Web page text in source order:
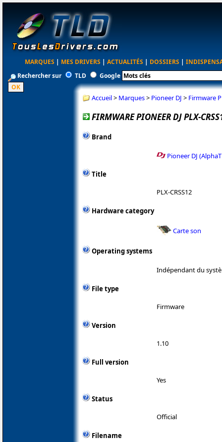
MARQUES | MES DRIVERS | ACTUALITÉS | DOSSIERS |
Rechercher sur
TLD Google
Accueil> Marques> Pioneer DJ > Firmware
FIRMWARE PIONEER DJ PLX-
Brand
Pioneer DJ
Title
PLX-CRSS12
Hardware category
Carte son
Operating systems
Indépendant du
File type
Firmware
Version
1.10
Full version
Yes
Status
Official
Filename